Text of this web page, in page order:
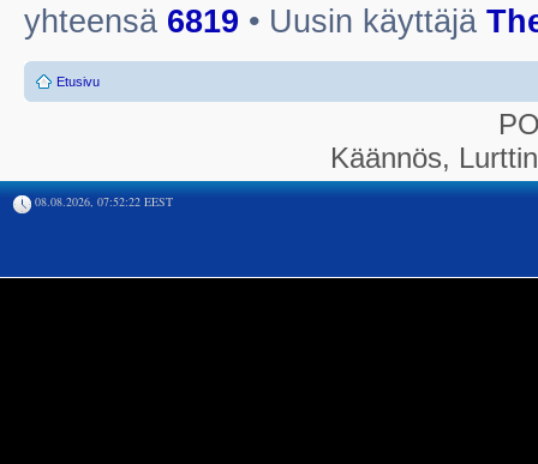
yhteensä 6819 • Uusin käyttäjä
Etusivu
Käännös,
08.08.2026, 07:52:22 EEST